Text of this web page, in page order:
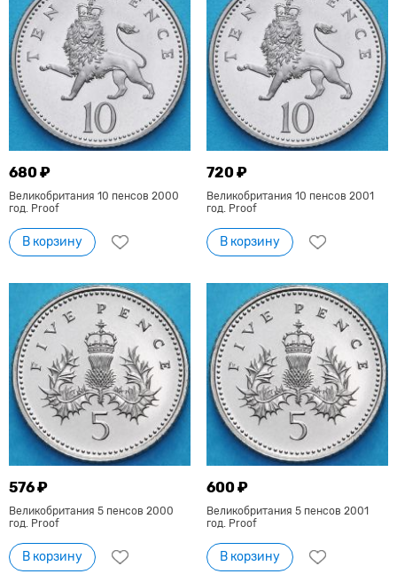
680 ₽
Великобритания 10 пенсов 2000
год. Proof
В корзину
720 ₽
Великобритания 10 пенсов 2001
год. Proof
В корзину
576 ₽
Великобритания 5 пенсов 2000
год. Proof
В корзину
600 ₽
Великобритания 5 пенсов 2001
год. Proof
В корзину